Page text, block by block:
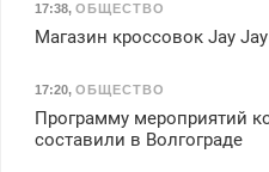
17:38, ОБЩЕСТВО
Магазин кроссовок Jay
17:20, ОБЩЕСТВО
Программу мероприятий
составили в Волгограде